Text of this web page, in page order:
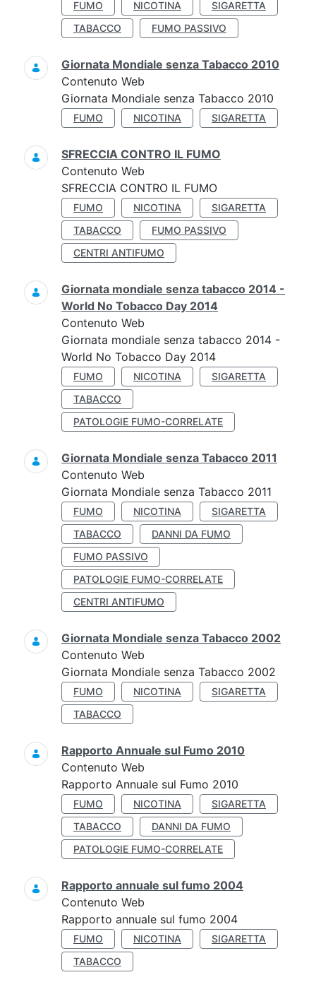
FUMO NICOTINA
SIGARETTA
TABACCO
FUMO PASSIVO
Giornata Mondiale senza Tabacco 2010
Contenuto Web
Giornata Mondiale senza Tabacco 2010
FUMO NICOTINA SIGARETTA
SFRECCIA CONTRO IL FUMO
Contenuto Web
SFRECCIA CONTRO IL FUMO
FUMO NICOTINA
SIGARETTA
TABACCO
FUMO PASSIVO
CENTRI ANTIFUMO
Giornata mondiale senza tabacco 2014 -
World No Tobacco Day 2014
Contenuto Web
Giornata mondiale senza tabacco 2014 -
World No Tobacco Day 2014
FUMO NICOTINA
SIGARETTA
TABACCO
PATOLOGIE FUMO-CORRELATE
Giornata Mondiale senza Tabacco 2011
Contenuto Web
Giornata Mondiale senza Tabacco 2011
FUMO NICOTINA
SIGARETTA
TABACCO
DANNI DA FUMO
FUMO PASSIVO
PATOLOGIE FUMO-CORRELATE
CENTRI ANTIFUMO
Giornata Mondiale senza Tabacco 2002
Contenuto Web
Giornata Mondiale senza Tabacco 2002
FUMO NICOTINA
SIGARETTA
TABACCO
Rapporto Annuale sul Fumo 2010
Contenuto Web
Rapporto Annuale sul Fumo 2010
FUMO NICOTINA
SIGARETTA
TABACCO
DANNI DA FUMO
PATOLOGIE FUMO-CORRELATE
Rapporto annuale sul fumo 2004
Contenuto Web
Rapporto annuale sul fumo 2004
FUMO NICOTINA
SIGARETTA
TABACCO